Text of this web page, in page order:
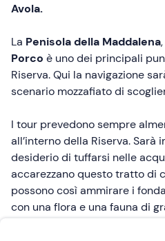
Avola.
La Penisola della Maddalena
Porco è uno dei principali
Riserva. Qui la navigazione
scenario mozzafiato di
I tour prevedono sempre
all’interno della Riserva. Sarà
desiderio di tuffarsi nelle
accarezzano questo tratto di
possono così ammirare i
con una flora e una fauna di